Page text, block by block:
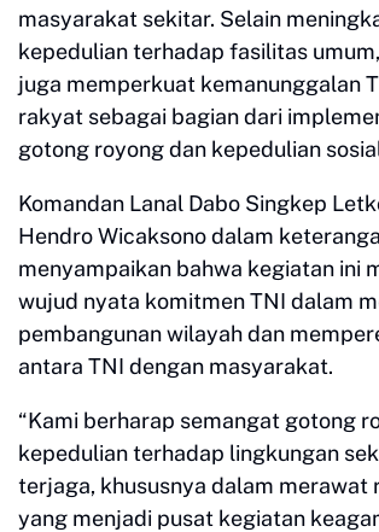
masyarakat sekitar. Selain
kepedulian terhadap fasilitas
juga memperkuat kemanunggalan
rakyat sebagai bagian dari
gotong royong dan kepedulian
Komandan Lanal Dabo Singkep
Hendro Wicaksono dalam
menyampaikan bahwa kegiatan ini
wujud nyata komitmen TNI dalam
pembangunan wilayah dan
antara TNI dengan masyarakat.
“Kami berharap semangat gotong
kepedulian terhadap lingkungan
terjaga, khususnya dalam merawat
yang menjadi pusat kegiatan